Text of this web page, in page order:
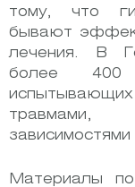
тому, что
бывают
лечения. В
более 400
испытывающих
травмами,
Материалы